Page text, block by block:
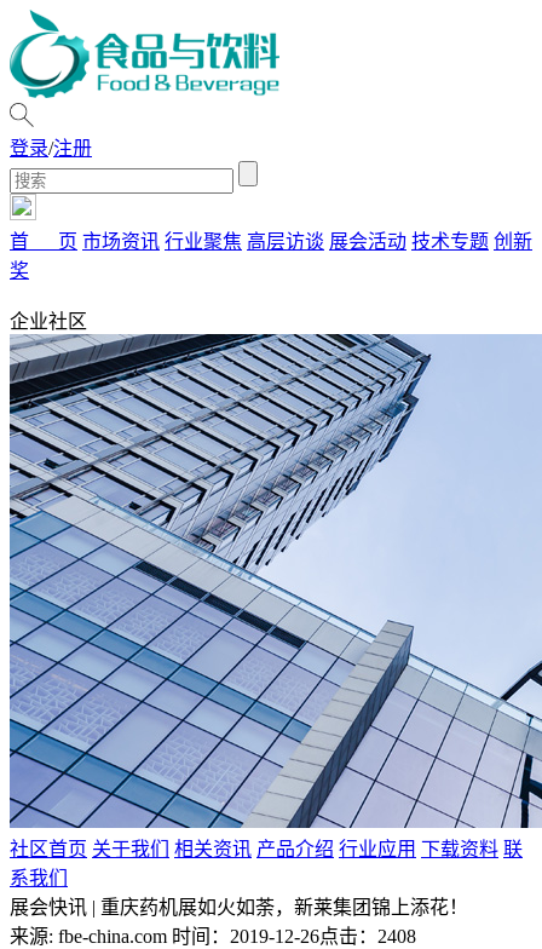
登录/注册
首 页 市场资讯 行业聚焦 高层访谈 展会活动 技术专题 创新
奖
企业社区
社区首页 关于我们 相关资讯 产品介绍 行业应用 下载资料 联
系我们
展会快讯 | 重庆药机展如火如荼，新莱集团锦上添花！
来源: fbe-china.com 时间：2019-12-26点击：2408